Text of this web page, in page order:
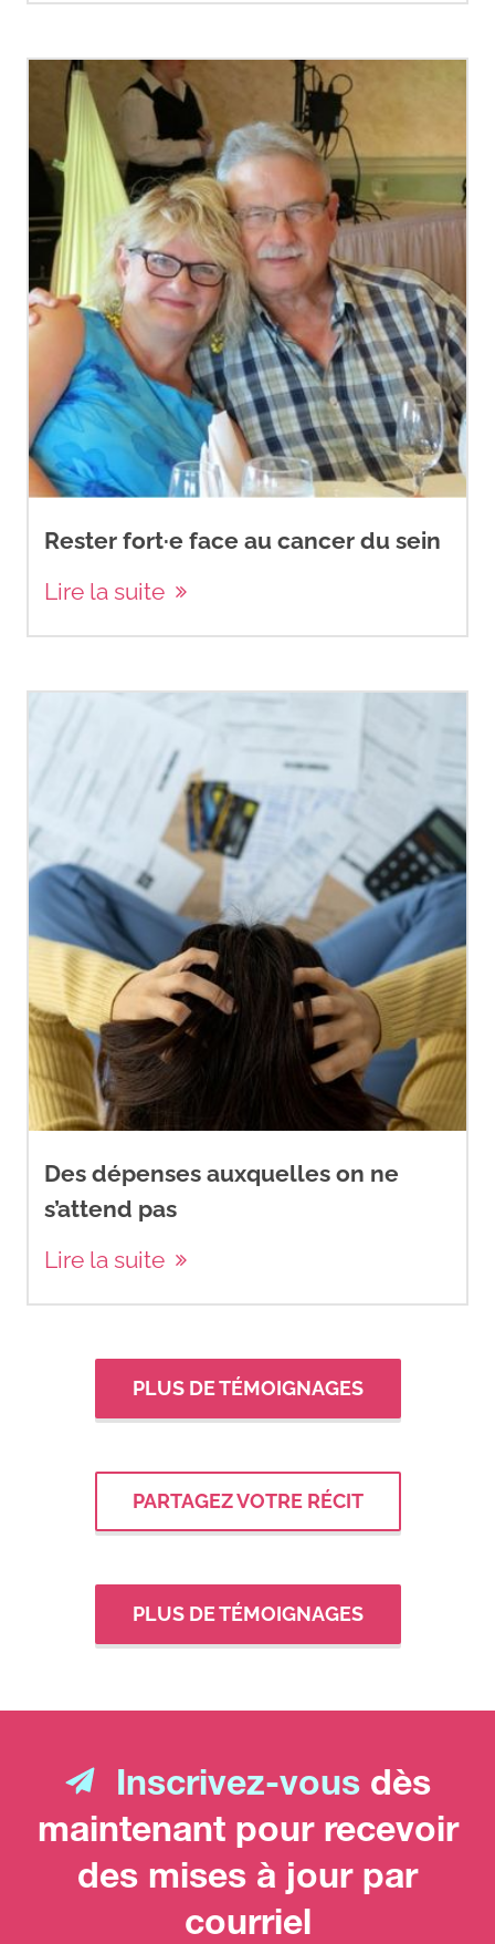
Rester fort·e face au cancer du sein
Lire la suite
Des dépenses auxquelles on ne
s’attend pas
Lire la suite
PLUS DE TÉMOIGNAGES
PARTAGEZ VOTRE RÉCIT
PLUS DE TÉMOIGNAGES
Inscrivez-vous dès
maintenant pour recevoir
des mises à jour par
courriel